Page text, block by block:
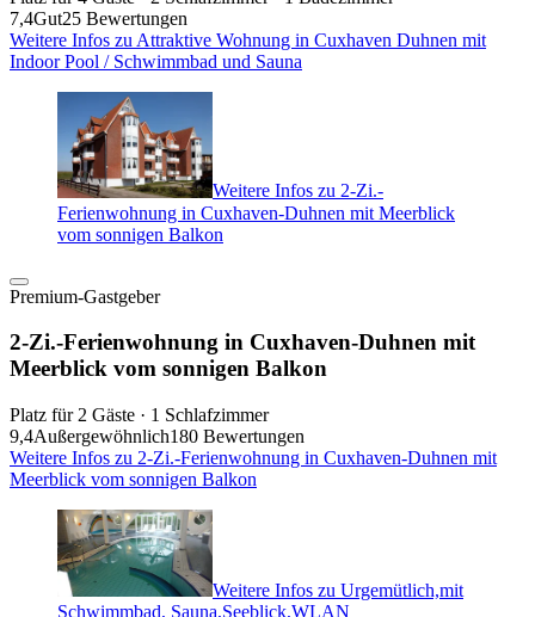
7,4Gut25 Bewertungen
Weitere Infos zu Attraktive Wohnung in Cuxhaven Duhnen mit
Indoor Pool / Schwimmbad und Sauna
Weitere Infos zu 2-Zi.-
Ferienwohnung in Cuxhaven-Duhnen mit Meerblick
vom sonnigen Balkon
Premium-Gastgeber
2-Zi.-Ferienwohnung in Cuxhaven-Duhnen mit
Meerblick vom sonnigen Balkon
Platz für 2 Gäste · 1 Schlafzimmer
9,4Außergewöhnlich180 Bewertungen
Weitere Infos zu 2-Zi.-Ferienwohnung in Cuxhaven-Duhnen mit
Meerblick vom sonnigen Balkon
Weitere Infos zu Urgemütlich,mit
Schwimmbad, Sauna,Seeblick,WLAN